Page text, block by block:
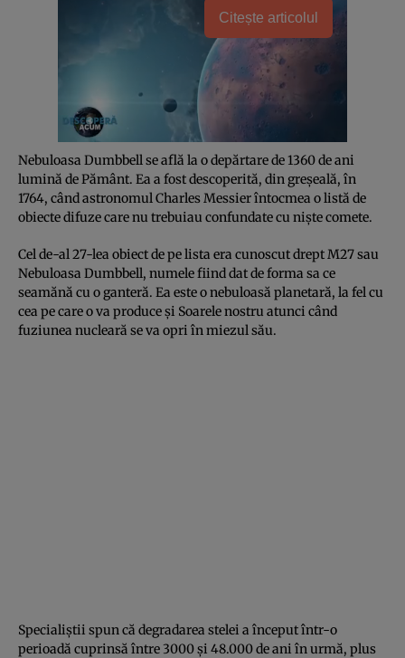
Citește articolul
Nebuloasa Dumbbell se află la o depărtare de 1360 de ani
lumină de Pământ. Ea a fost descoperită, din greşeală, în
1764, când astronomul Charles Messier întocmea o listă de
obiecte difuze care nu trebuiau confundate cu nişte comete.
Cel de-al 27-lea obiect de pe lista era cunoscut drept M27 sau
Nebuloasa Dumbbell, numele fiind dat de forma sa ce
seamănă cu o ganteră. Ea este o nebuloasă planetară, la fel cu
cea pe care o va produce şi Soarele nostru atunci când
fuziunea nucleară se va opri în miezul său.
Specialiştii spun că degradarea stelei a început într-o
perioadă cuprinsă între 3000 şi 48.000 de ani în urmă, plus